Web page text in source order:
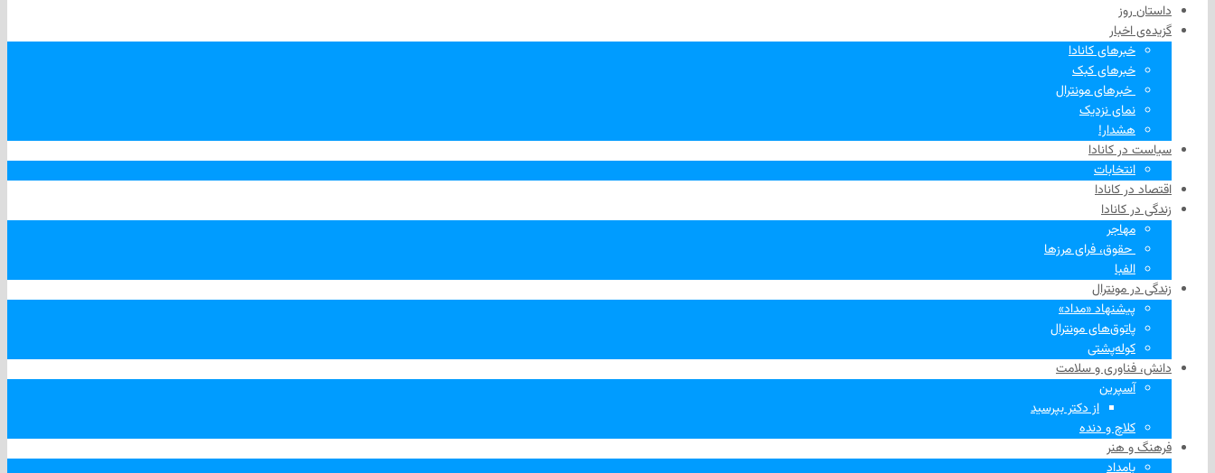
داستان روز
گزیده‌ی‌ اخبار
خبرهای کانادا
خبرهای کبک
‌ خبرهای مونترال
نمای نزدیک
هشدار!
سیاست در کانادا
انتخابات
اقتصاد در کانادا
زندگی در کانادا
مهاجر
‌ حقوق، فرای مرزها
الفبا
زندگی در مونترال
پیشنهاد «مداد»
پاتوق‌های مونترال
کوله‌پشتی
دانش، فناوری و سلامت
آسپرین
از دکتر بپرسید
کلاچ و دنده
فرهنگ و هنر
بامداد